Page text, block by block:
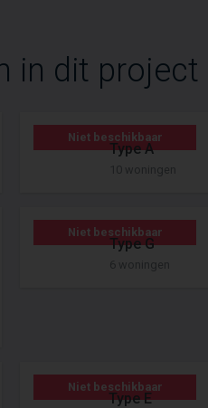
in dit project
Niet beschikbaar
Type A
10 woningen
Niet beschikbaar
Type G
6 woningen
Niet beschikbaar
Type E